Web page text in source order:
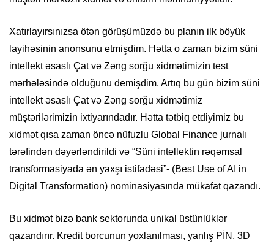
Xatırlayırsınızsa ötən görüşümüzdə bu planın ilk böyük
layihəsinin anonsunu etmişdim. Hətta o zaman bizim süni
intellekt əsaslı Çat və Zəng sorğu xidmətimizin test
mərhələsində olduğunu demişdim. Artıq bu gün bizim süni
intellekt əsaslı Çat və Zəng sorğu xidmətimiz
müştərilərimizin ixtiyarındadır. Hətta tətbiq etdiyimiz bu
xidmət qısa zaman öncə nüfuzlu Global Finance jurnalı
tərəfindən dəyərləndirildi və “Süni intellektin rəqəmsal
transformasiyada ən yaxşı istifadəsi”- (Best Use of AI in
Digital Transformation) nominasiyasında mükafat qazandı.
Bu xidmət bizə bank sektorunda unikal üstünlüklər
qazandırır. Kredit borcunun yoxlanılması, yanlış PİN, 3D